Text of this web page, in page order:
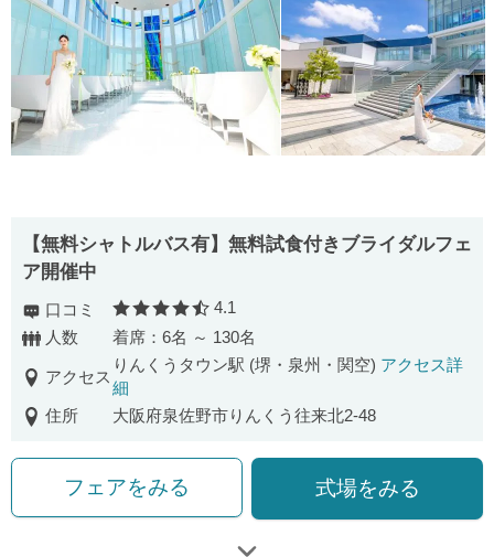
【無料シャトルバス有】無料試食付きブライダルフェ
ア開催中
口コミ 口コミ評価
4.1
人数
着席：6名 ～ 130名
アクセス
りんくうタウン駅 (堺・泉州・関空) アクセス詳
細
住所
大阪府泉佐野市りんくう往来北2-48
フェアをみる 式場をみる